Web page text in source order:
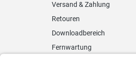
Versand & Zahlung
Retouren
Downloadbereich
Fernwartung